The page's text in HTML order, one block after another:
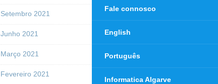
Setembro 2021
Junho 2021
Março 2021
Fevereiro 2021
Fale connosco
English
Português
Informatica Algarve